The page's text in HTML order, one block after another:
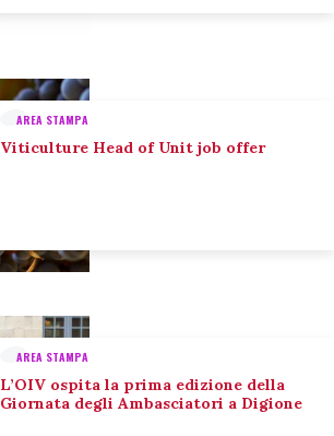
AREA STAMPA
Viticulture Head of Unit job offer
AREA STAMPA
L’OIV ospita la prima edizione della
Giornata degli Ambasciatori a Digione